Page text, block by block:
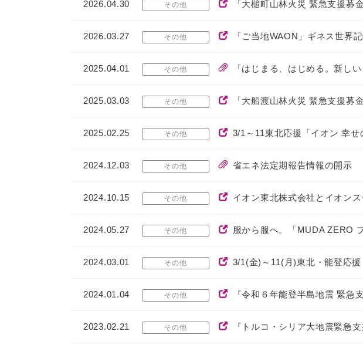
2026.04.30 その他 「大槌町山林火災 緊急支援募
2026.03.27 その他 「ご当地WAON」ギネス世界
2025.04.01 その他 「はじまる、はじめる。新し
2025.03.03 その他 「大船渡山林火災 緊急支援募
2025.02.25 その他 3/1～11東北応援「イオン 幸
2024.12.03 その他 省エネ法定期報告情報の開示
2024.10.15 その他 イオン東北株式会社とイオン
2024.05.27 その他 服から服へ。「MUDA ZERO
2024.03.01 その他 3/1(金)～11(月)東北・能登応
2024.01.04 その他 『令和６年能登半島地震 緊急
2023.02.21 その他 『トルコ・シリア大地震緊急